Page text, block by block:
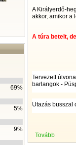
69%
5%
9%
A Királyerdő-
akkor, amikor a
A túra betelt,
Tervezett
barlangok -
Utazás busszal
Tovább